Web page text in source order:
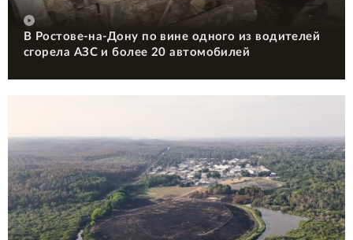
В Ростове-на-Дону по вине одного из водителей
сгорела АЗС и более 20 автомобилей